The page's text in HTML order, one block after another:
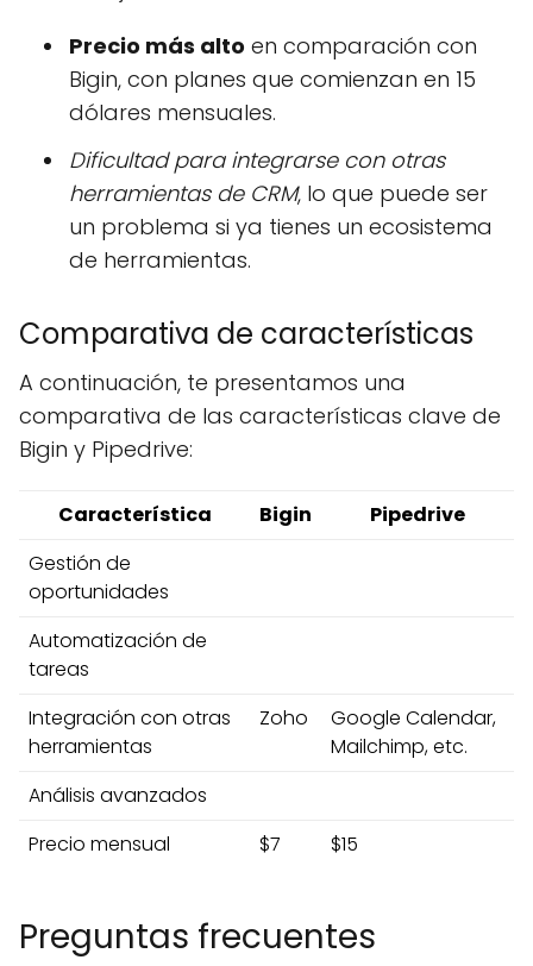
Precio más alto en comparación con
Bigin, con planes que comienzan en 15
dólares mensuales.
Dificultad para integrarse con otras
herramientas de CRM, lo que puede ser
un problema si ya tienes un ecosistema
de herramientas.
Comparativa de características
A continuación, te presentamos una
comparativa de las características clave de
Bigin y Pipedrive:
Característica Bigin
Pipedrive
Gestión de
oportunidades
Automatización de
tareas
Integración con otras
herramientas
Zoho
Google Calendar,
Mailchimp, etc.
Análisis avanzados
Precio mensual
$7 $15
Preguntas frecuentes